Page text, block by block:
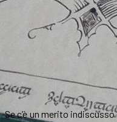
Se c’è un merito